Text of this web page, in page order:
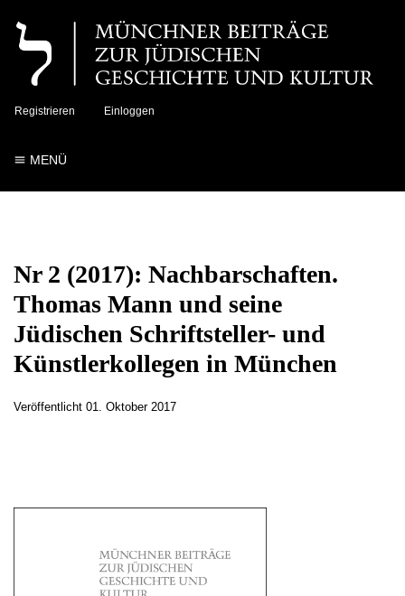
Registrieren Einloggen
MENÜ
Nr 2 (2017): Nachbarschaften.
Thomas Mann und seine
Jüdischen Schriftsteller- und
Künstlerkollegen in München
Veröffentlicht 01. Oktober 2017